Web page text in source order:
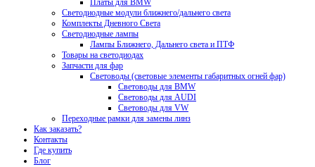
Платы для BMW
Светодиодные модули ближнего/дальнего света
Комплекты Дневного Света
Светодиодные лампы
Лампы Ближнего, Дальнего света и ПТФ
Товары на светодиодах
Запчасти для фар
Световоды (световые элементы габаритных огней фар)
Световоды для BMW
Световоды для AUDI
Световоды для VW
Переходные рамки для замены линз
Как заказать?
Контакты
Где купить
Блог